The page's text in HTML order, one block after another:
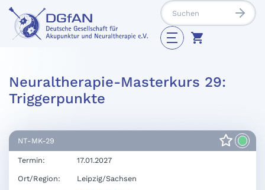
Neuraltherapie-Masterkurs 29:
Triggerpunkte
NT-MK-29
Termin: 17.01.2027
Ort/Region: Leipzig/Sachsen